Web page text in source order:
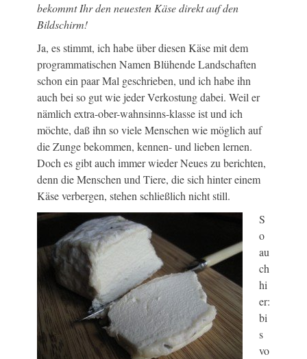
bekommt Ihr den neuesten Käse direkt auf den
Bildschirm!
Ja, es stimmt, ich habe über diesen Käse mit dem
programmatischen Namen Blühende Landschaften
schon ein paar Mal geschrieben, und ich habe ihn
auch bei so gut wie jeder Verkostung dabei. Weil er
nämlich extra-ober-wahnsinns-klasse ist und ich
möchte, daß ihn so viele Menschen wie möglich auf
die Zunge bekommen, kennen- und lieben lernen.
Doch es gibt auch immer wieder Neues zu berichten,
denn die Menschen und Tiere, die sich hinter einem
Käse verbergen, stehen schließlich nicht still.
S
o
au
ch
hi
er:
bi
s
vo